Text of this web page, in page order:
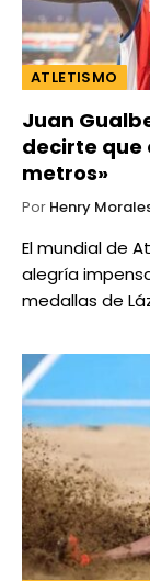
ATLETISMO
Juan
decirte que
metros»
Por Henry
El mundial de
alegría
medallas de